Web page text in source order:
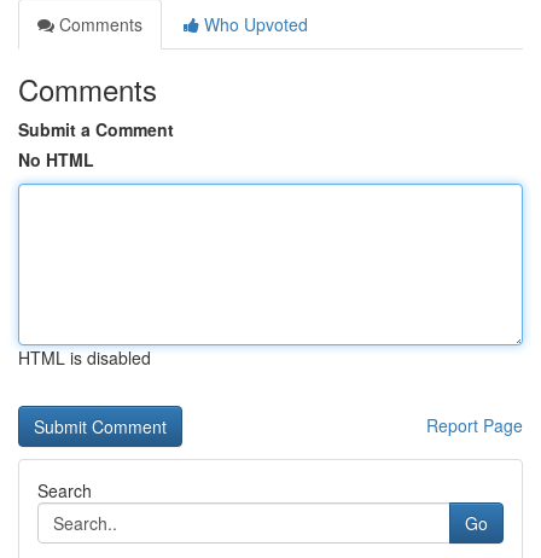
Comments
Who Upvoted
Comments
Submit a Comment
No HTML
HTML is disabled
Report Page
Search
Go